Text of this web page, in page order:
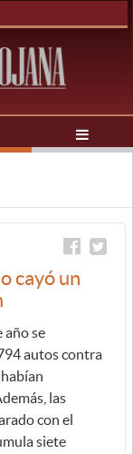
cayó un
año se
autos contra
las
con el
siete